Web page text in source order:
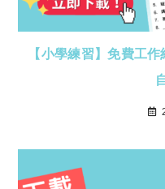
【小學練習】免費工